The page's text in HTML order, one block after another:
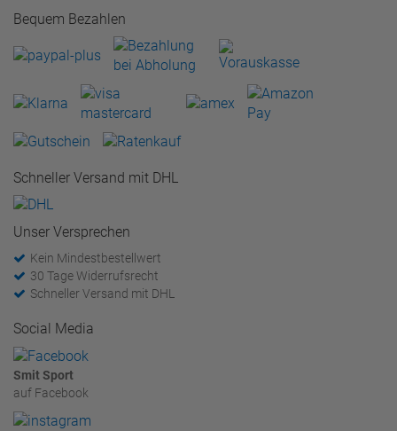
Bequem Bezahlen
Schneller Versand mit DHL
Unser Versprechen
Kein Mindestbestellwert
30 Tage Widerrufsrecht
Schneller Versand mit DHL
Social Media
Smit Sport
auf Facebook